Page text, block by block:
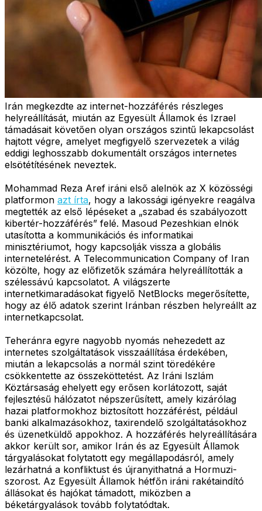
Irán megkezdte az internet-hozzáférés részleges
helyreállítását, miután az Egyesült Államok és Izrael
támadásait követően olyan országos szintű lekapcsolást
hajtott végre, amelyet megfigyelő szervezetek a világ
eddigi leghosszabb dokumentált országos internetes
elsötétítésének neveztek.
Mohammad Reza Aref iráni első alelnök az X közösségi
platformon azt írta, hogy a lakossági igényekre reagálva
megtették az első lépéseket a „szabad és szabályozott
kibertér-hozzáférés” felé. Masoud Pezeshkian elnök
utasította a kommunikációs és informatikai
minisztériumot, hogy kapcsolják vissza a globális
internetelérést. A Telecommunication Company of Iran
közölte, hogy az előfizetők számára helyreállították a
szélessávú kapcsolatot. A világszerte
internetkimaradásokat figyelő NetBlocks megerősítette,
hogy az élő adatok szerint Iránban részben helyreállt az
internetkapcsolat.
Teheránra egyre nagyobb nyomás nehezedett az
internetes szolgáltatások visszaállítása érdekében,
miután a lekapcsolás a normál szint töredékére
csökkentette az összeköttetést. Az Iráni Iszlám
Köztársaság ehelyett egy erősen korlátozott, saját
fejlesztésű hálózatot népszerűsített, amely kizárólag
hazai platformokhoz biztosított hozzáférést, például
banki alkalmazásokhoz, taxirendelő szolgáltatásokhoz
és üzenetküldő appokhoz. A hozzáférés helyreállítására
akkor került sor, amikor Irán és az Egyesült Államok
tárgyalásokat folytatott egy megállapodásról, amely
lezárhatná a konfliktust és újranyithatná a Hormuzi-
szorost. Az Egyesült Államok hétfőn iráni rakétaindító
állásokat és hajókat támadott, miközben a
béketárgyalások tovább folytatódtak.